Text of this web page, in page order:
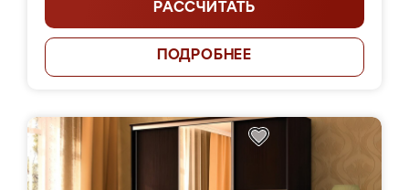
РАССЧИТАТЬ
ПОДРОБНЕЕ